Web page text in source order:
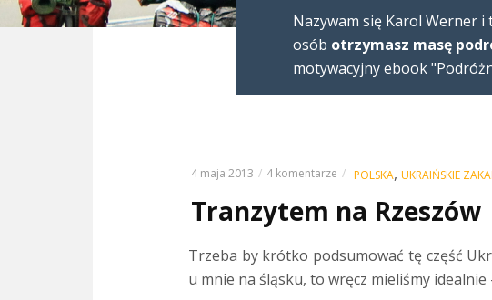
Nazywam się Karol Werner i
osób otrzymasz masę
motywacyjny ebook
4 maja 2013 4 komentarze POLSKA, UKRAIŃSKIE
Tranzytem na Rzeszów
Trzeba by krótko podsumować tę część
u mnie na śląsku, to wręcz mieliśmy idealnie